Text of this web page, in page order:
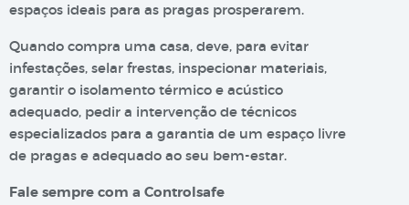
espaços ideais para as pragas prosperarem.
Quando compra uma casa, deve, para evitar
infestações, selar frestas, inspecionar materiais,
garantir o isolamento térmico e acústico
adequado, pedir a intervenção de técnicos
especializados para a garantia de um espaço livre
de pragas e adequado ao seu bem-estar.
Fale sempre com a Controlsafe